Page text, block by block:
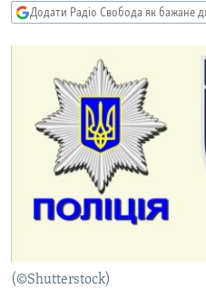
ТИ ЯК?
КИТАЙ.ВИКЛИКИ
МУЛЬТИМЕДІА
ФОТО
СПЕЦПРОЄКТИ
ПОДКАСТИ
КРИМ РЕАЛІЇ
Додати Радіо Свобода як бажане
(©Shutterstock)